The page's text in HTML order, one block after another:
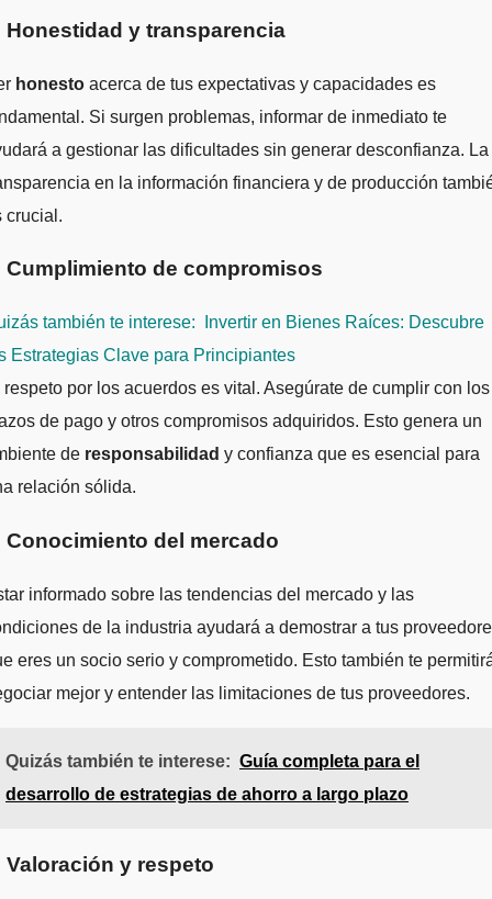
Honestidad y transparencia
honesto acerca de tus expectativas y capacidades es
Si surgen problemas, informar de inmediato te
a gestionar las dificultades sin generar desconfianza. La
en la información financiera y de producción
crucial.
Cumplimiento de compromisos
también te interese:
Invertir en Bienes Raíces: Descubre
Estrategias Clave para Principiantes
respeto por los acuerdos es vital. Asegúrate de cumplir con los
de pago y otros compromisos adquiridos. Esto genera un
de responsabilidad y confianza que es esencial para
relación sólida.
Conocimiento del mercado
informado sobre las tendencias del mercado y las
de la industria ayudará a demostrar a tus
eres un socio serio y comprometido. Esto también te
mejor y entender las limitaciones de tus proveedores.
Quizás también te interese: Guía completa para el
desarrollo de estrategias de ahorro a largo plazo
Valoración y respeto